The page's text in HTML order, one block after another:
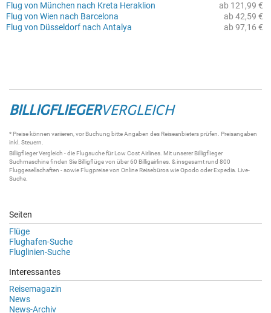
ab 121,99 €
Flug von München nach Kreta Heraklion
ab 42,59 €
Flug von Wien nach Barcelona
ab 97,16 €
Flug von Düsseldorf nach Antalya
BILLIGFLIEGERVERGLEICH
* Preise können variieren, vor Buchung bitte Angaben des Reiseanbieters prüfen. Preisangaben
inkl. Steuern.
BilligfliegerVergleich - die Flugsuchefür Low Cost Airlines. Mit unsererBilligflieger
Suchmaschinefinden Sie Billigflügevon über 60 Billigairlines . & insgesamt rund 800
Fluggesellschaften - sowie Flugpreise von Online Reisebüros wie Opodo oder Expedia. Live-
Suche
Seiten
Flüge
Flughafen-Suche
Fluglinien-Suche
Interessantes
Reisemagazin
News
News-Archiv